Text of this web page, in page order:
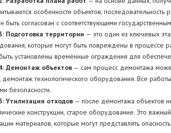
особенности объектов,
быть согласован с соответствующими
Подготовка территории — это один из ключевых
которые могут быть повреждены в процессе
установлены временные ограждения для
Демонтаж объектов — сам процесс демонтажа
демонтаж технологического оборудования. Все
безопасности.
Утилизация отходов — после демонтажа объектов
конструкции, старое оборудование. Это
материалов, которые могут представлять